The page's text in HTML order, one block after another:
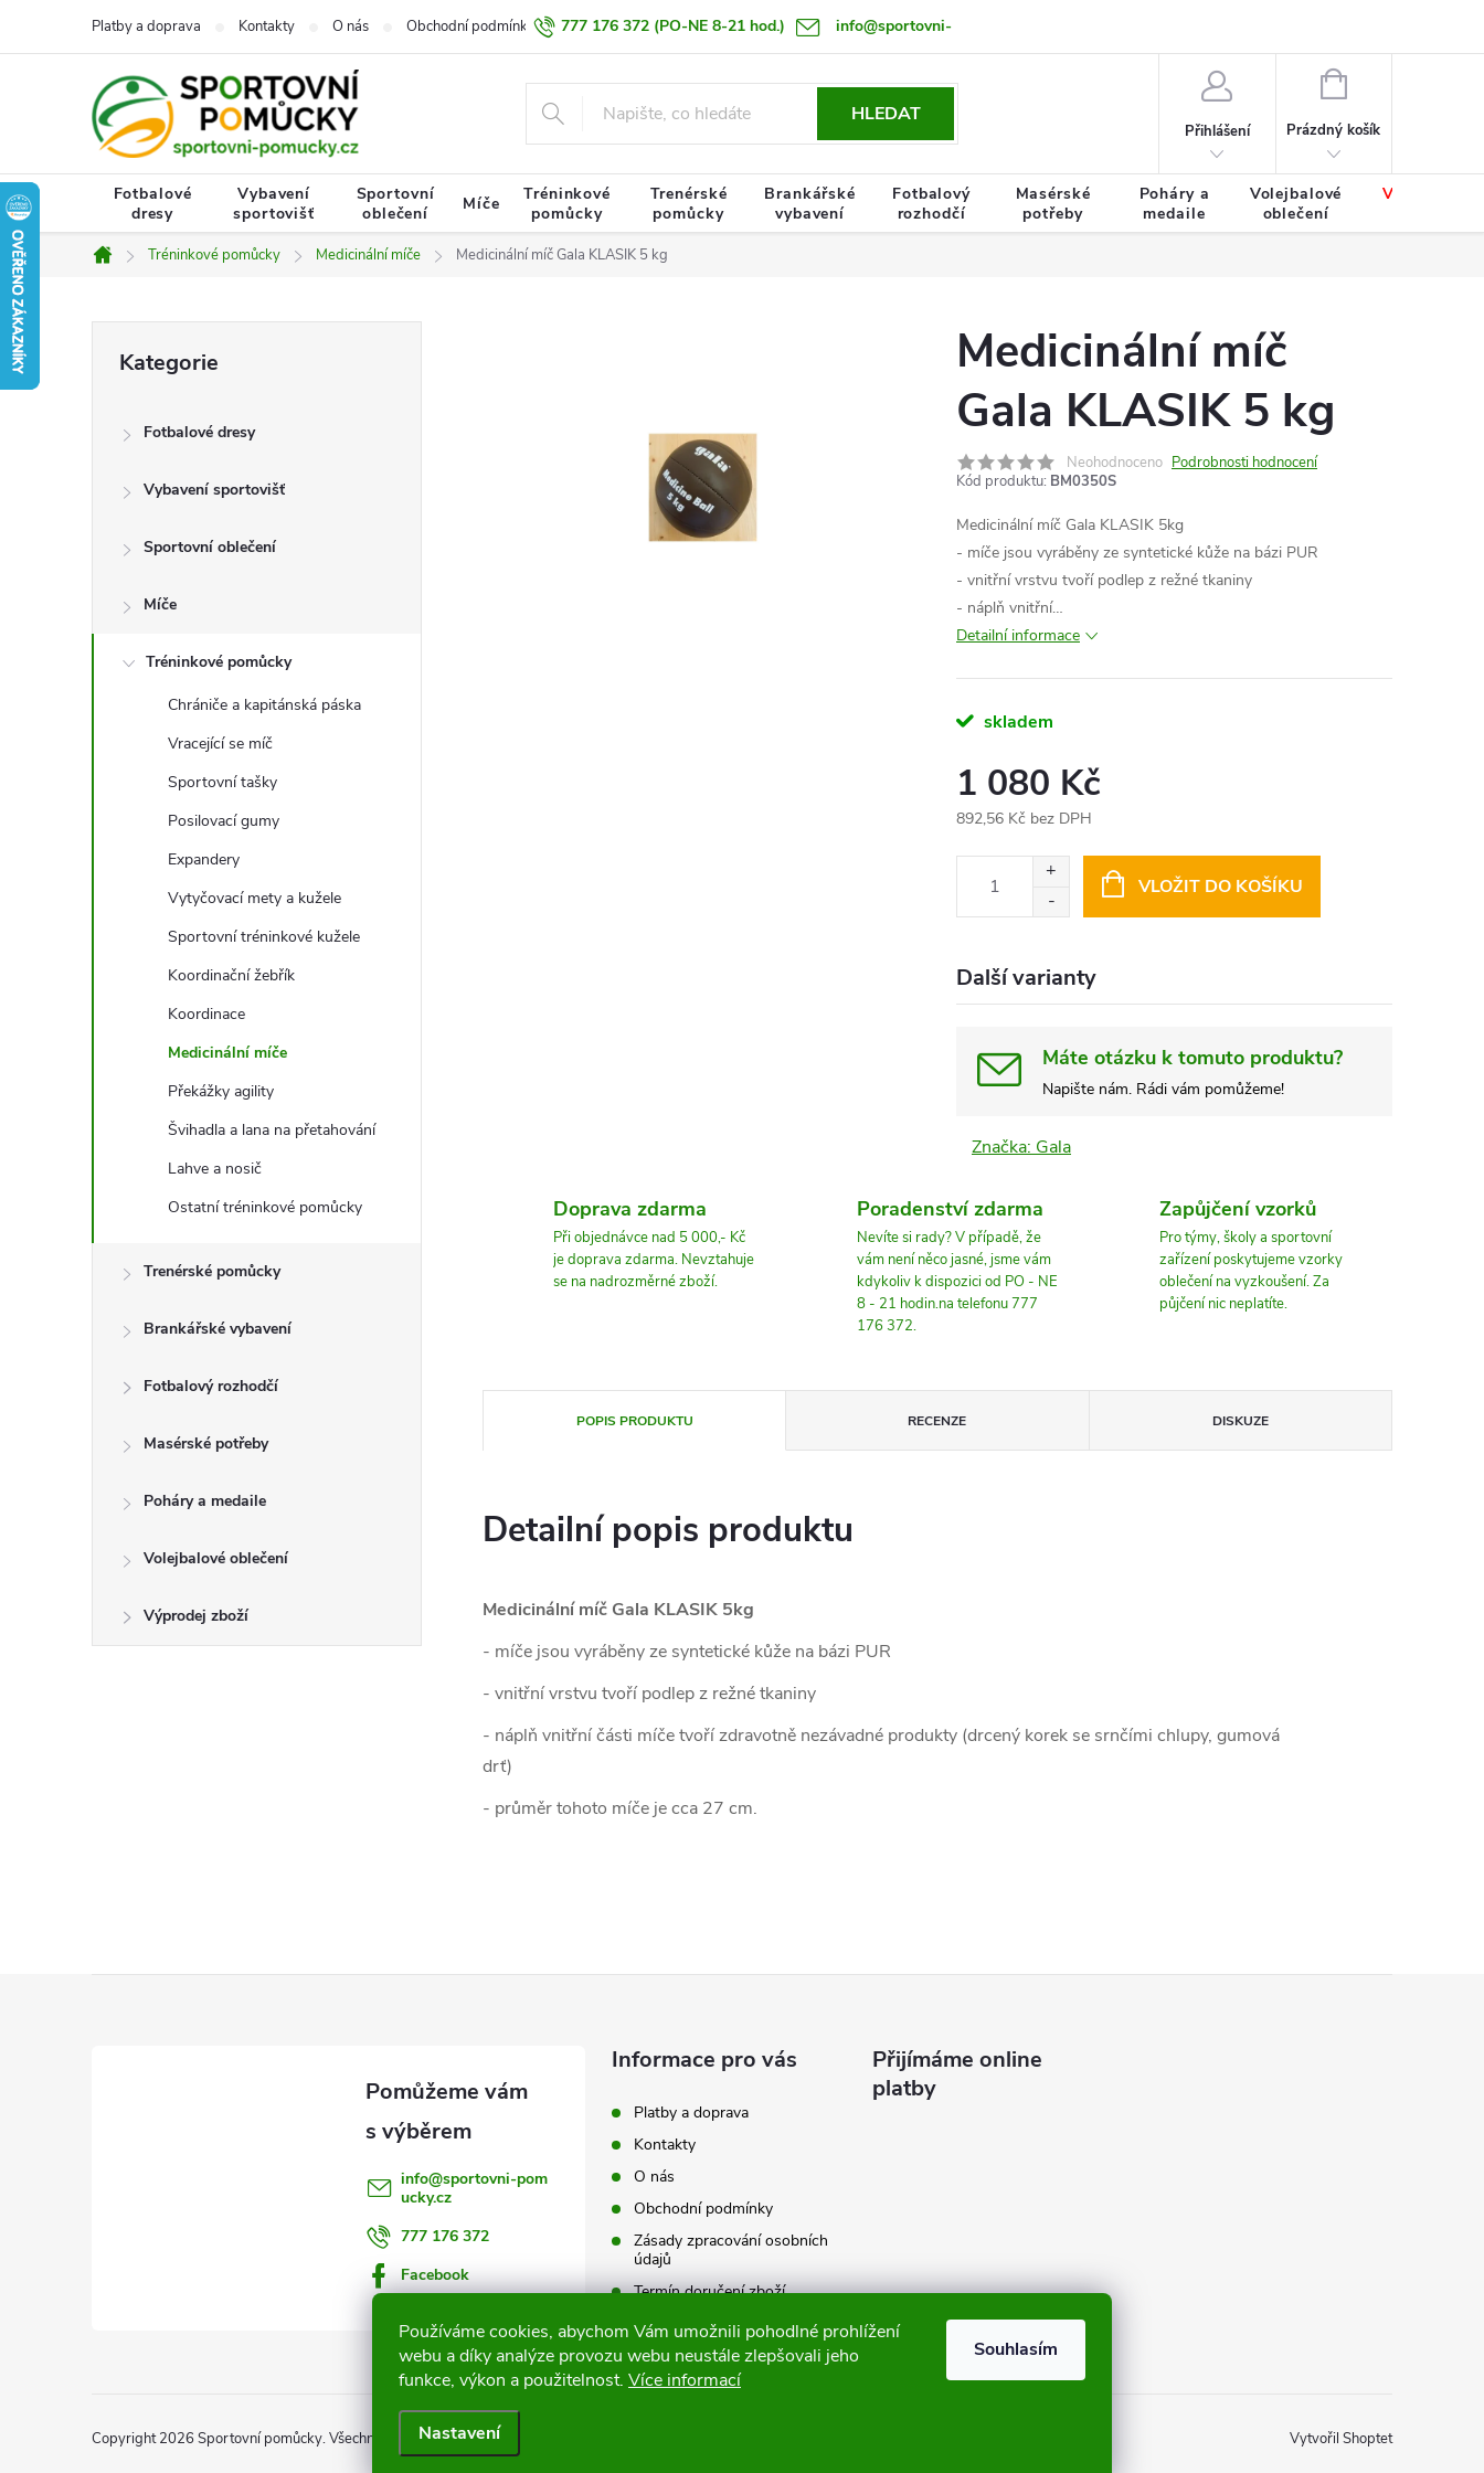
Používáme cookies, abychom Vám umožnili pohodlné prohlížení
webu a díky analýze provozu webu neustále zlepšovali jeho
funkce, výkon a použitelnost. Více informací
Nastavení
Souhlasím
777 176 372 (PO-NE 8-21 hod.) info@sportovni-
pomucky.cz
Platby a doprava Kontakty O nás Obchodní podmínky Zásady zpracování osobních údajů Termín doručení zboží
HLEDAT
Přihlášení
NÁKUPNÍ
Prázdný košík
Fotbalové
dresy
Vybavení
sportovišť
Sportovní
oblečení
Míče
Tréninkové
pomůcky
Trenérské
pomůcky
Brankářské
vybavení
Fotbalový
rozhodčí
Masérské
potřeby
Poháry a
medaile
Volejbalové
oblečení
Výprodej
Domů
Tréninkové pomůcky Medicinální míče Medicinální míč Gala KLASIK 5 kg
a
kategorie
Kategorie
Fotbalové dresy
Vybavení sportovišť
Sportovní oblečení
Míče
Tréninkové pomůcky
Chrániče a kapitánská páska
Vracející se míč
Sportovní tašky
Posilovací gumy
Expandery
Vytyčovací mety a kužele
Sportovní tréninkové kužele
Koordinační žebřík
Koordinace
Medicinální míče
Překážky agility
Švihadla a lana na přetahování
Lahve a nosič
Ostatní tréninkové pomůcky
Trenérské pomůcky
Brankářské vybavení
Fotbalový rozhodčí
Masérské potřeby
Poháry a medaile
Volejbalové oblečení
Výprodej zboží
Medicinální míč
Gala KLASIK 5 kg
Neohodnoceno Podrobnosti hodnocení
Kód produktu: BM0350S
Medicinální míč Gala KLASIK 5kg
- míče jsou vyráběny ze syntetické kůže na bázi PUR
- vnitřní vrstvu tvoří podlep z režné tkaniny
- náplň vnitřní…
Detailní informace
skladem
1 080 Kč
892,56 Kč bez DPH
VLOŽIT DO KOŠÍKU
Další varianty
Máte otázku k tomuto produktu?
Napište nám. Rádi vám pomůžeme!
Značka: Gala
Doprava zdarma
Při objednávce nad 5 000,- Kč
je doprava zdarma. Nevztahuje
se na nadrozměrné zboží.
Poradenství zdarma
Nevíte si rady? V případě, že
vám není něco jasné, jsme vám
kdykoliv k dispozici od PO - NE
8 - 21 hodin.na telefonu 777
176 372.
Zapůjčení vzorků
Pro týmy, školy a sportovní
zařízení poskytujeme vzorky
oblečení na vyzkoušení. Za
půjčení nic neplatíte.
POPIS PRODUKTU RECENZE DISKUZE
Detailní popis produktu
Medicinální míč Gala KLASIK 5kg
- míče jsou vyráběny ze syntetické kůže na bázi PUR
- vnitřní vrstvu tvoří podlep z režné tkaniny
- náplň vnitřní části míče tvoří zdravotně nezávadné produkty (drcený korek se srnčími chlupy, gumová
drť)
- průměr tohoto míče je cca 27 cm.
info@sportovni-pom
ucky.cz
777 176 372
Facebook
Informace pro vás
Platby a doprava
Kontakty
O nás
Obchodní podmínky
Zásady zpracování osobních
údajů
Termín doručení zboží
Výměna a vrácení zboží
Tabulky velikostí
Přijímáme online
platby
Vytvořil Shoptet
Copyright 2026 Sportovní pomůcky. Všechna práva vyhrazena.